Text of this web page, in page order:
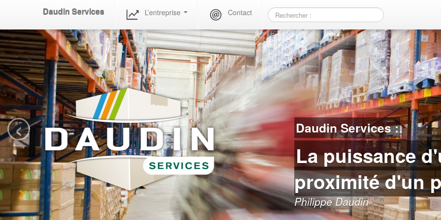
Daudin Services L’entreprise Contact
‹